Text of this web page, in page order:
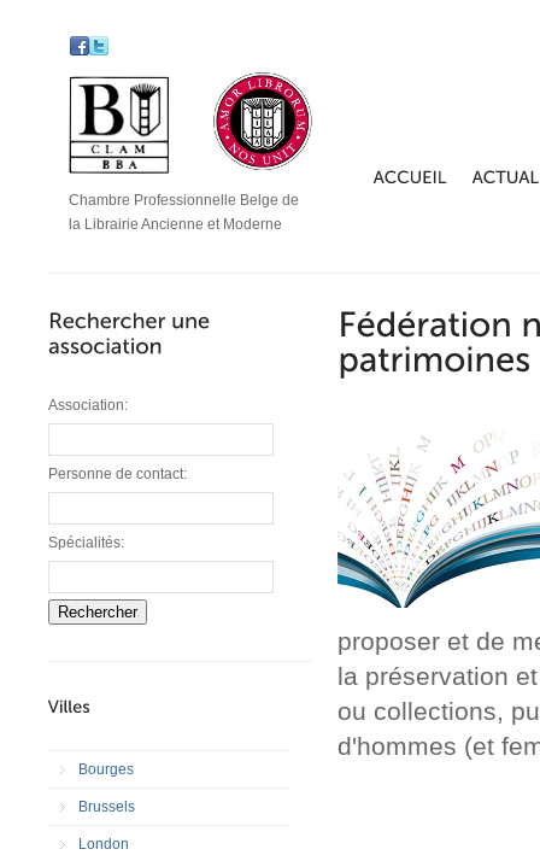
Chambre Professionnelle Belge de
la Librairie Ancienne et Moderne
Association:
Personne de contact:
Spécialités:
Rechercher
Bourges
Brussels
London
proposer et de
la préservation
ou collections,
d'hommes (et